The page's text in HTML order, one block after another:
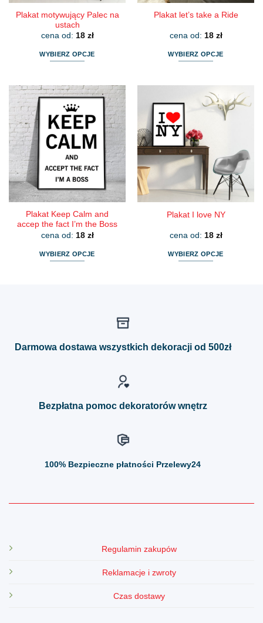
Plakat motywujący Palec na
ustach
cena od: 18 zł
WYBIERZ OPCJE
ma
wiele
wariantów.
Opcje
można
wybrać
na
stronie
produktu
Plakat let’s take a Ride
cena od: 18 zł
WYBIERZ OPCJE
wiele
wariantów.
Opcje
można
wybrać
na
stronie
produktu
Plakat Keep Calm and
accep the fact I’m the Boss
cena od: 18 zł
WYBIERZ OPCJE
Plakat I love NY
cena od: 18 zł
WYBIERZ OPCJE
można
Darmowa dostawa wszystkich dekoracji od 500zł
Bezpłatna pomoc dekoratorów wnętrz
100% Bezpieczne płatności Przelewy24
Regulamin zakupów
Reklamacje i zwroty
Czas dostawy